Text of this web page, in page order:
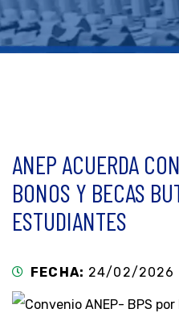
ANEP ACUERDA
BONOS Y BECAS
ESTUDIANTES
FECHA: 24/02/